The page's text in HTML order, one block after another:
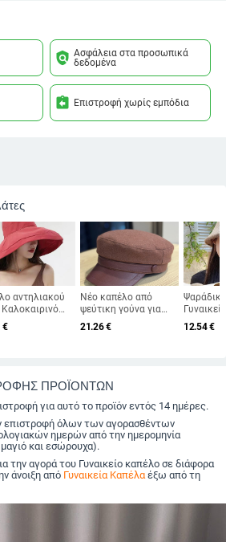
policy Ασφάλεια στα προσωπικά
δεδομένα
assignment_return Επιστροφή χωρίς εμπόδια
αντηλιακού
καπέλο
αντηλιακό
ηλίου με
γείσο
€
Νέο καπέλο από
ψεύτικη γούνα για
γυναίκες,
φθινοπωρινό και
καπέλο με επίπεδη
κορυφή για
λογοτεχνικά ταξίδια
21.26€ 12.54€
ΠΡΟΪΟΝΤΩΝ
για αυτό το προϊόν εντός 14 ημέρες.
επιστροφή όλων των αγορασθέντων
ημερών από την ημερομηνία
και εσώρουχα).
την αγορά του Γυναικείο καπέλο σε διάφορα
άνοιξη από Γυναικεία Καπέλαέξω από τη